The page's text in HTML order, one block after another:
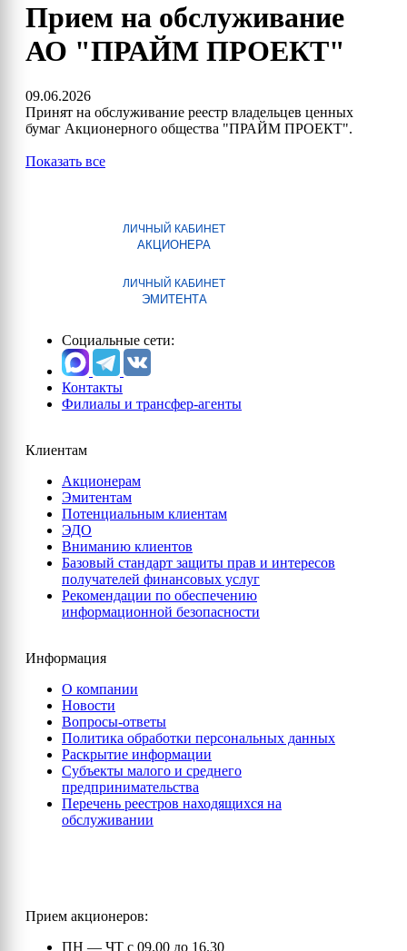
Прием на обслуживание
АО "ПРАЙМ ПРОЕКТ"
09.06.2026
Принят на обслуживание реестр владельцев ценных
бумаг Акционерного общества "ПРАЙМ ПРОЕКТ".
Показать все
ЛИЧНЫЙ КАБИНЕТ
АКЦИОНЕРА
ЛИЧНЫЙ КАБИНЕТ
ЭМИТЕНТА
Социальные сети:
Контакты
Филиалы и трансфер-агенты
Клиентам
Акционерам
Эмитентам
Потенциальным клиентам
ЭДО
Вниманию клиентов
Базовый стандарт защиты прав и интересов
получателей финансовых услуг
Рекомендации по обеспечению
информационной безопасности
Информация
О компании
Новости
Вопросы-ответы
Политика обработки персональных данных
Раскрытие информации
Субъекты малого и среднего
предпринимательства
Перечень реестров находящихся на
обслуживании
Прием акционеров:
ПН — ЧТ с 09.00 до 16.30